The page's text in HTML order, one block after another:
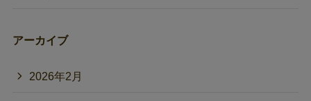
アーカイブ
2026年2月